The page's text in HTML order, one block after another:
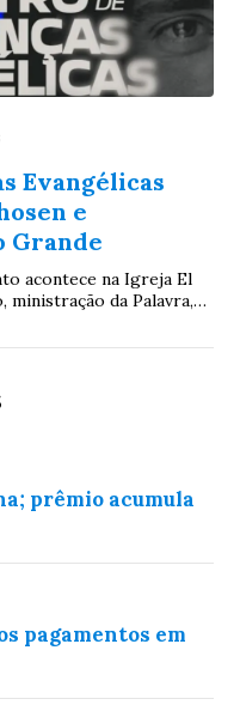
Evangélicas
e
Grande
acontece na Igreja El
ministração da Palavra,
“Um só povo, uma
prêmio acumula
pagamentos em